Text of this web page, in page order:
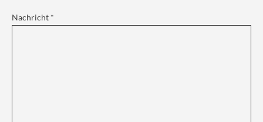
Nachricht *